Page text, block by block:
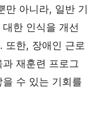
만 아니라, 일반 기
한 인식을 개선
또한, 장애인 근로
재훈련 프로그
수 있는 기회를